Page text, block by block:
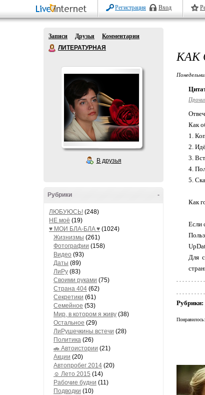
Регистрация Вход
Записи Друзья
Комментарии
ЛИТЕРАТУРНАЯ
В друзья
-
Рубрики
ЛЮБУЮСЬ! (248)
НЕ моё (19)
♥ МОИ БЛA-БЛA ♥ (1024)
Жизнизмы (261)
Фотографии (158)
Видео (93)
Даты (89)
ЛиРу (83)
Своими руками (75)
Страна 404 (62)
Секретики (61)
Семейное (53)
Мир, в котором я живу (38)
Остальное (29)
ЛиРушечкины встечи (28)
Политика (26)
🚗 Автоистории (21)
Акции (20)
Автопробег 2014 (20)
☺ Лето 2015 (14)
Рабочие будни (11)
Подводки (10)
КАК
Как
1.
2.
3.
4.
5.
Как
Если
Для
Рубрики:
Понравилось: